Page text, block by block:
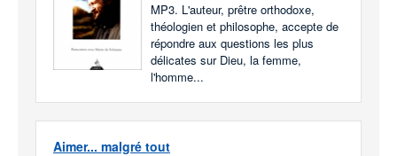
MP3. L'auteur, prêtre orthodoxe,
théologien et philosophe, accepte de
répondre aux questions les plus
délicates sur Dieu, la femme,
l'homme...
Aimer... malgré tout